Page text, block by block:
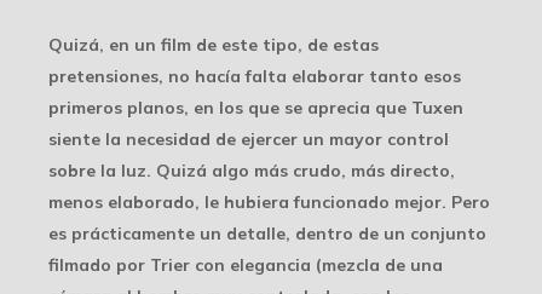
Quizá, en un film de este tipo, de estas
pretensiones, no hacía falta elaborar tanto esos
primeros planos, en los que se aprecia que Tuxen
siente la necesidad de ejercer un mayor control
sobre la luz. Quizá algo más crudo, más directo,
menos elaborado, le hubiera funcionado mejor. Pero
es prácticamente un detalle, dentro de un conjunto
filmado por Trier con elegancia (mezcla de una